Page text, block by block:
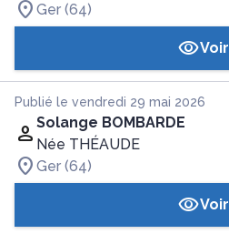
Ger (64)
Voir
Publié le vendredi 29 mai 2026
Solange BOMBARDE
Née THÉAUDE
Ger (64)
Voir